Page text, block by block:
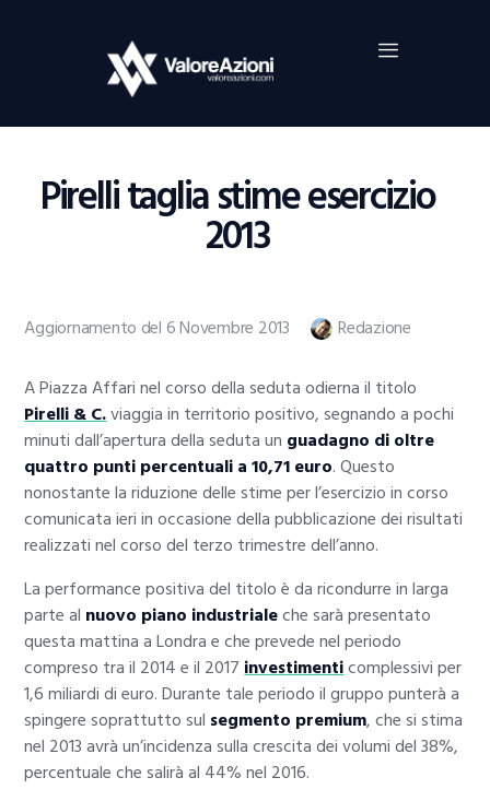
Pirelli taglia stime esercizio
2013
Home
Investimenti
Borsa
Guide Al Trading
Criptovalute
Aggiornamento del 6 Novembre 2013 Redazione
A Piazza Affari nel corso della seduta odierna il titolo
Pirelli & C.viaggia in territorio positivo, segnando a pochi
minuti dall’apertura della seduta un guadagno di oltre
quattro punti percentuali a 10,71 euro. Questo
nonostante la riduzione delle stime per l’esercizio in corso
comunicata ieri in occasione della pubblicazione dei risultati
realizzati nel corso del terzo trimestre dell’anno.
La performance positiva del titolo è da ricondurre in larga
parte al nuovo piano industrialeche sarà presentato
questa mattina a Londra e che prevede nel periodo
compreso tra il 2014 e il 2017investimenticomplessivi per
1,6 miliardi di euro. Durante tale periodo il gruppo punterà a
spingere soprattutto sul segmento premium, che si stima
nel 2013 avrà un’incidenza sulla crescita dei volumi del 38%,
percentuale che salirà al 44% nel 2016.